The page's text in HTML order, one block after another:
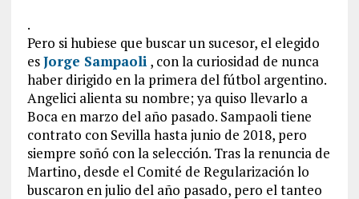
.
Pero si hubiese que buscar un sucesor, el elegido
esJorge Sampaoli , con la curiosidad de nunca
haber dirigido en la primera del fútbol argentino.
Angelici alienta su nombre; ya quiso llevarlo a
Boca en marzo del año pasado. Sampaoli tiene
contrato con Sevilla hasta junio de 2018, pero
siempre soñó con la selección. Tras la renuncia de
Martino, desde el Comité de Regularización lo
buscaron en julio del año pasado, pero el tanteo